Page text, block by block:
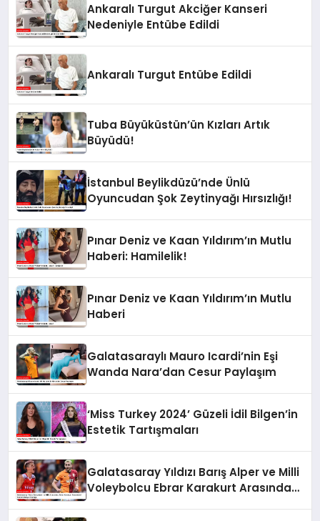
Ankaralı Turgut Akciğer Kanseri
Nedeniyle Entübe Edildi
Ankaralı Turgut Entübe Edildi
Tuba Büyüküstün’ün Kızları Artık
Büyüdü!
İstanbul Beylikdüzü’nde Ünlü
Oyuncudan Şok Zeytinyağı Hırsızlığı!
Pınar Deniz ve Kaan Yıldırım’ın Mutlu
Haberi: Hamilelik!
Pınar Deniz ve Kaan Yıldırım’ın Mutlu
Haberi
Galatasaraylı Mauro Icardi’nin Eşi
Wanda Nara’dan Cesur Paylaşım
‘Miss Turkey 2024’ Güzeli İdil Bilgen’in
Estetik Tartışmaları
Galatasaray Yıldızı Barış Alper ve Milli
Voleybolcu Ebrar Karakurt Arasındaki